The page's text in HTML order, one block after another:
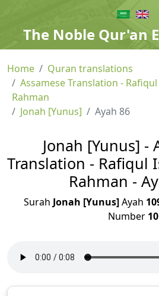
The Noble Qur'an
Home
Quran translations
Assamese Translation -
Rahman
Jonah [Yunus]
Ayah 86
Jonah [Yunus] -
Translation - Rafiqul
Rahman -
Surah Jonah [Yunus]Ayah
Number 10